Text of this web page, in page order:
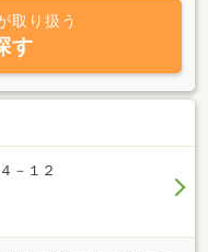
ゾンショップ：積水ハウ
っております★多賀城市
賃貸仲介・管理、売買仲
を中心として営業してお
数あります★不動産を
売りたい」「査定して欲
ております。
取り扱う
す
－１２